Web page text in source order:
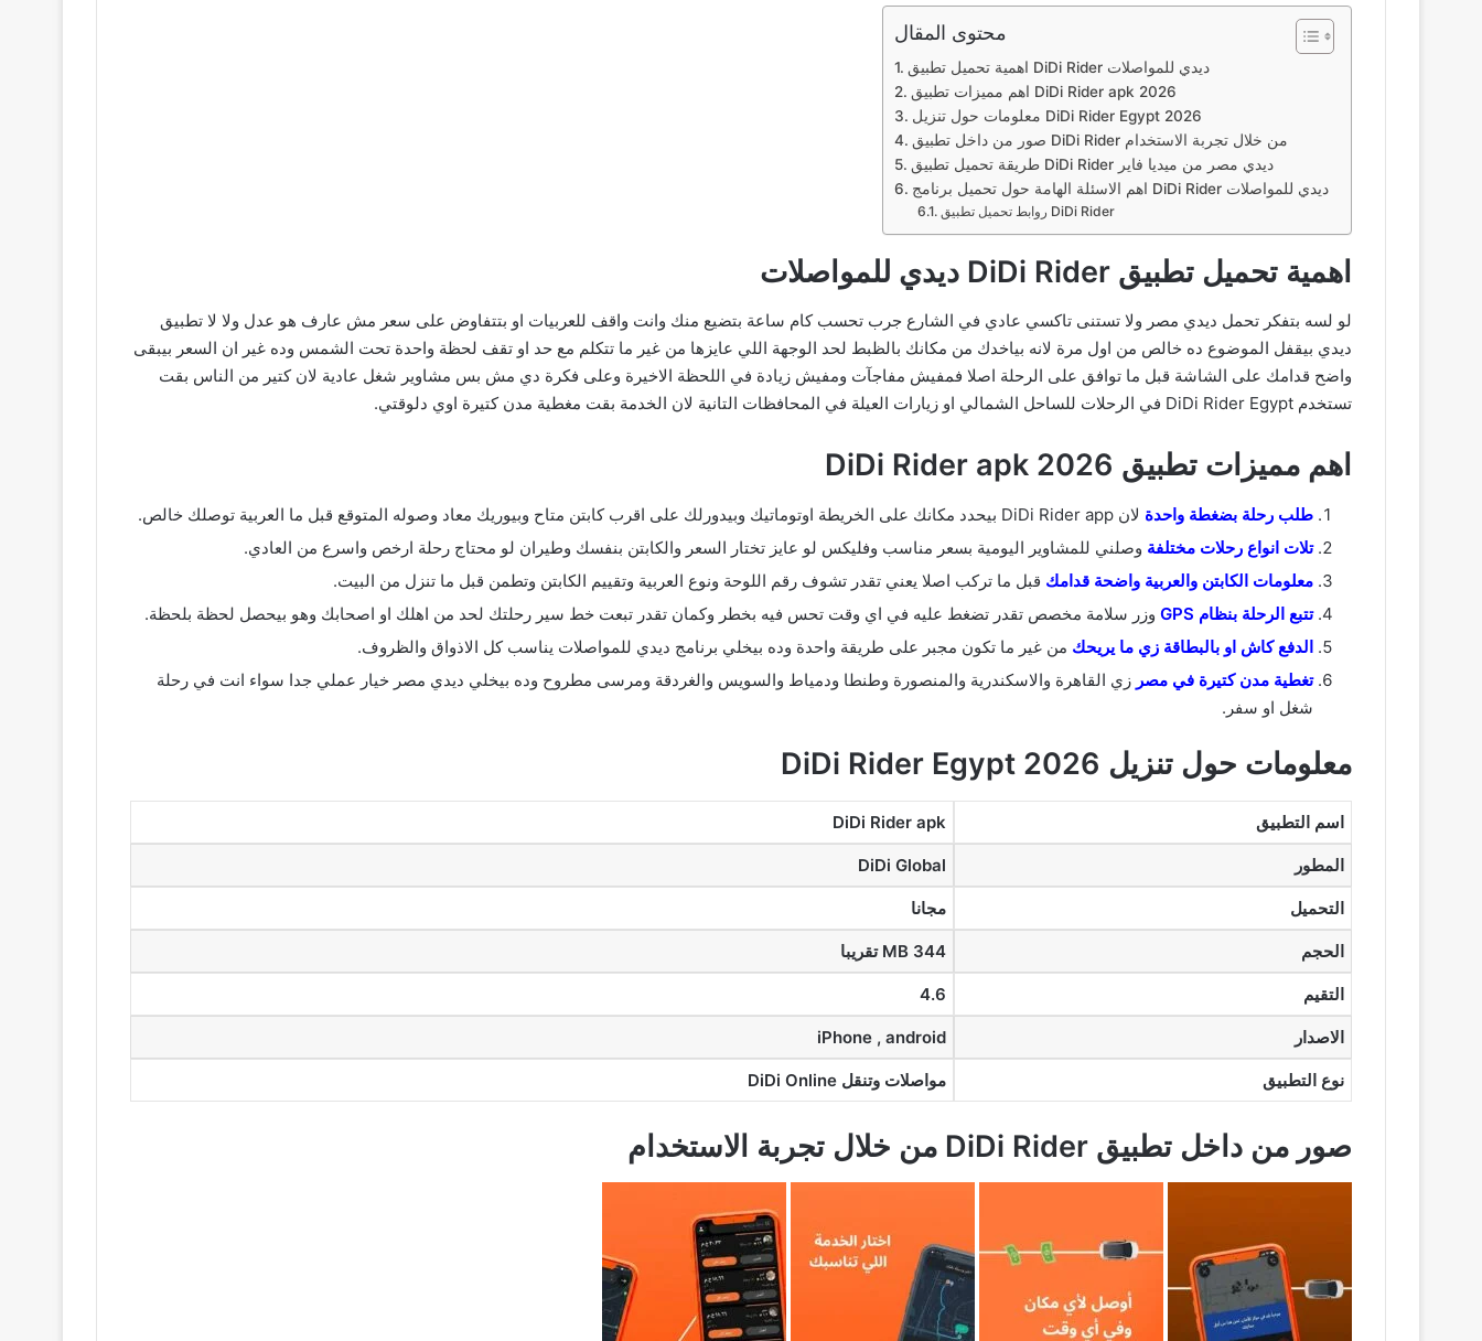
محتوى المقال
اهمية تحميل تطبيق DiDi Rider ديدي للمواصلات
اهم مميزات تطبيق DiDi Rider apk 2026
معلومات حول تنزيل DiDi Rider Egypt 2026
صور من داخل تطبيق DiDi Rider من خلال تجربة الاستخدام
طريقة تحميل تطبيق DiDi Rider ديدي مصر من ميديا فاير
اهم الاسئلة الهامة حول تحميل برنامج DiDi Rider ديدي للمواصلات
روابط تحميل تطبيق DiDi Rider
اهمية تحميل تطبيق DiDi Rider ديدي للمواصلات
لو لسه بتفكر تحمل ديدي مصر ولا تستنى تاكسي عادي في الشارع جرب تحسب كام ساعة بتضيع منك وانت واقف للعربيات او بتتفاوض على سعر مش عارف هو عدل ولا لا تطبيق
ديدي بيقفل الموضوع ده خالص من اول مرة لانه بياخدك من مكانك بالظبط لحد الوجهة اللي عايزها من غير ما تتكلم مع حد او تقف لحظة واحدة تحت الشمس وده غير ان السعر بيبقى
واضح قدامك على الشاشة قبل ما توافق على الرحلة اصلا فمفيش مفاجآت ومفيش زيادة في اللحظة الاخيرة وعلى فكرة دي مش بس مشاوير شغل عادية لان كتير من الناس بقت
تستخدم DiDi Rider Egypt في الرحلات للساحل الشمالي او زيارات العيلة في المحافظات التانية لان الخدمة بقت مغطية مدن كتيرة اوي دلوقتي.
اهم مميزات تطبيق DiDi Rider apk 2026
طلب رحلة بضغطة واحدة لان DiDi Rider app بيحدد مكانك على الخريطة اوتوماتيك وبيدورلك على اقرب كابتن متاح وبيوريك معاد وصوله المتوقع قبل ما العربية توصلك خالص.
تلات انواع رحلات مختلفة وصلني للمشاوير اليومية بسعر مناسب وفليكس لو عايز تختار السعر والكابتن بنفسك وطيران لو محتاج رحلة ارخص واسرع من العادي.
معلومات الكابتن والعربية واضحة قدامك قبل ما تركب اصلا يعني تقدر تشوف رقم اللوحة ونوع العربية وتقييم الكابتن وتطمن قبل ما تنزل من البيت.
تتبع الرحلة بنظام GPS
وزر سلامة مخصص تقدر تضغط عليه في اي وقت تحس فيه بخطر وكمان تقدر تبعت خط سير رحلتك لحد من اهلك او اصحابك وهو بيحصل لحظة بلحظة.
الدفع كاش او بالبطاقة زي ما يريحك من غير ما تكون مجبر على طريقة واحدة وده بيخلي برنامج ديدي للمواصلات يناسب كل الاذواق والظروف.
تغطية مدن كتيرة في مصر زي القاهرة والاسكندرية والمنصورة وطنطا ودمياط والسويس والغردقة ومرسى مطروح وده بيخلي ديدي مصر خيار عملي جدا سواء انت في رحلة
شغل او سفر.
معلومات حول تنزيل DiDi Rider Egypt 2026
اسم التطبيق DiDi Rider apk
المطور DiDi Global
التحميل مجانا
الحجم 344 MB تقريبا
التقيم 4.6
الاصدار iPhone , android
نوع التطبيق مواصلات وتنقل DiDi Online
صور من داخل تطبيق DiDi Rider من خلال تجربة الاستخدام